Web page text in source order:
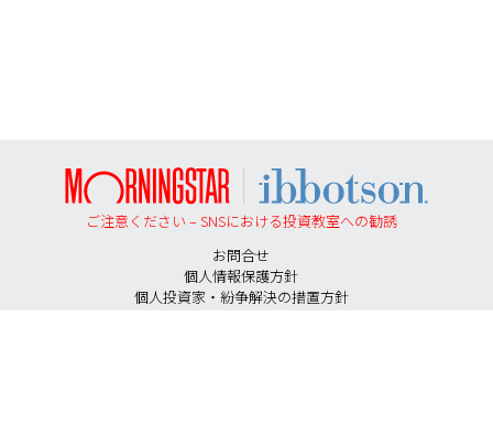
ご注意ください – SNSにおける投資教室への勧誘
お問合せ
個人情報保護方針
個人投資家・紛争解決の措置方針